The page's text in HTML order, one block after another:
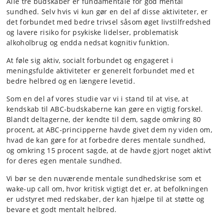
sundhed. Selv hvis vi kun gør en del af disse aktiviteter, er
det forbundet med bedre trivsel såsom øget livstilfredshed
og lavere risiko for psykiske lidelser, problematisk
alkoholbrug og endda nedsat kognitiv funktion.
At føle sig aktiv, socialt forbundet og engageret i
meningsfulde aktiviteter er generelt forbundet med et
bedre helbred og en længere levetid.
Som en del af vores studie var vi i stand til at vise, at
kendskab til ABC-budskaberne kan gøre en vigtig forskel.
Blandt deltagerne, der kendte til dem, sagde omkring 80
procent, at ABC-principperne havde givet dem ny viden om,
hvad de kan gøre for at forbedre deres mentale sundhed,
og omkring 15 procent sagde, at de havde gjort noget aktivt
for deres egen mentale sundhed.
Vi bør se den nuværende mentale sundhedskrise som et
wake-up call om, hvor kritisk vigtigt det er, at befolkningen
er udstyret med redskaber, der kan hjælpe til at støtte og
bevare et godt mentalt helbred.